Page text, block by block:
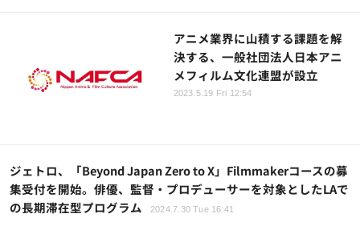
アニメ業界に山積する課題を解
決する、一般社団法人日本アニ
メフィルム文化連盟が設立
2023.5.19 Fri 12:54
ジェトロ、「Beyond Japan Zero to X」Filmmakerコースの募
集受付を開始。俳優、監督・プロデューサーを対象としたLAで
の長期滞在型プログラム
2024.7.30 Tue 16:41